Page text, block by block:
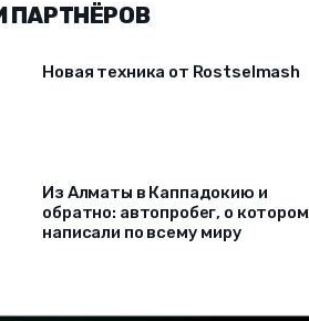
ПАРТНЁРОВ
Новая техника от Rostselmash
Из Алматы в Каппадокию и
обратно: автопробег, о котором
написали по всему миру